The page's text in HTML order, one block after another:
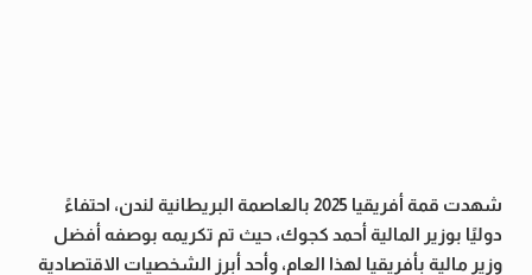
شهدت قمة أفريقيا 2025 بالعاصمة البريطانية لندن، احتفاءً
دوليًا بوزير المالية أحمد كجوك، حيث تم تكريمه بوصفه أفضل
وزير مالية بأفريقيا لهذا العام، وأحد أبرز الشخصيات الاقتصادية